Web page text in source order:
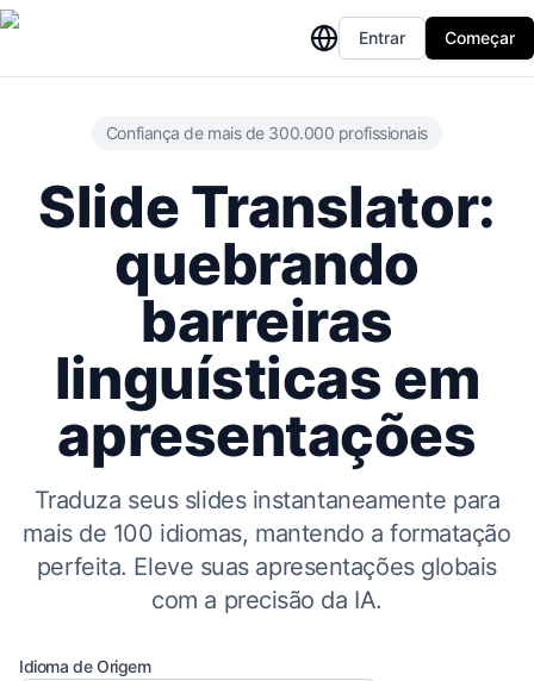
Entrar Começar
Confiança de mais de 300.000 profissionais
Slide Translator:
quebrando
barreiras
linguísticas em
apresentações
Traduza seus slides instantaneamente para
mais de 100 idiomas, mantendo a formatação
perfeita. Eleve suas apresentações globais
com a precisão da IA.
Idioma de Origem